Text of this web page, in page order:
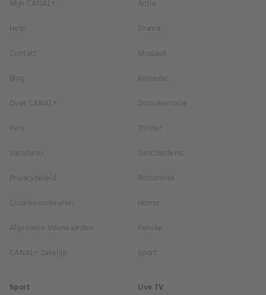
Mijn CANAL+
Help
Contact
Blog
Over CANAL+
Pers
Vacatures
Privacybeleid
Cookievoorkeuren
Algemene Voorwaarden
CANAL+ Zakelijk
Actie
Drama
Misdaad
Komedie
Documentaire
Thriller
Geschiedenis
Romantiek
Horror
Familie
Sport
Sport Live TV